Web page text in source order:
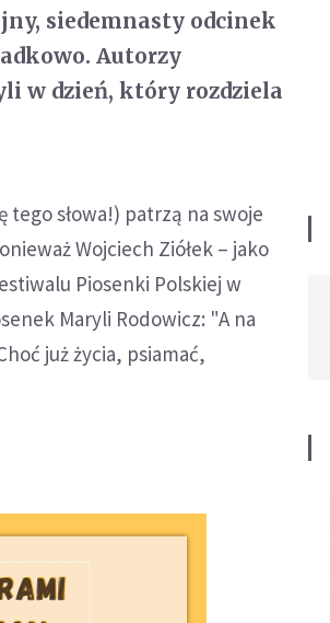
siedemnasty odcinek
Autorzy
w dzień, który rozdziela
tego słowa!) patrzą na swoje
Wojciech Ziółek – jako
Piosenki Polskiej w
Maryli Rodowicz: "A na
już życia, psiamać,